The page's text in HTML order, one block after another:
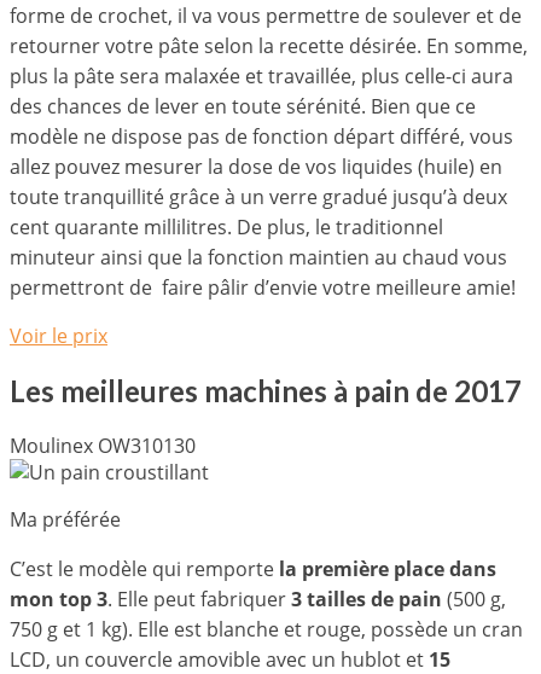
forme de crochet, il va vous permettre de soulever et de
retourner votre pâte selon la recette désirée. En somme,
plus la pâte sera malaxée et travaillée, plus celle-ci aura
des chances de lever en toute sérénité. Bien que ce
modèle ne dispose pas de fonction départ différé, vous
allez pouvez mesurer la dose de vos liquides (huile) en
toute tranquillité grâce à un verre gradué jusqu’à deux
cent quarante millilitres. De plus, le traditionnel
minuteur ainsi que la fonction maintien au chaud vous
permettront de faire pâlir d’envie votre meilleure amie!
Voir le prix
Les meilleures machines à pain de 2017
Moulinex OW310130
Ma préférée
C’est le modèle qui remporte la première place dans
mon top 3. Elle peut fabriquer3 tailles de pain (500 g,
750 g et 1 kg). Elle est blanche et rouge, possède un cran
LCD, un couvercle amovible avec un hublot et 15